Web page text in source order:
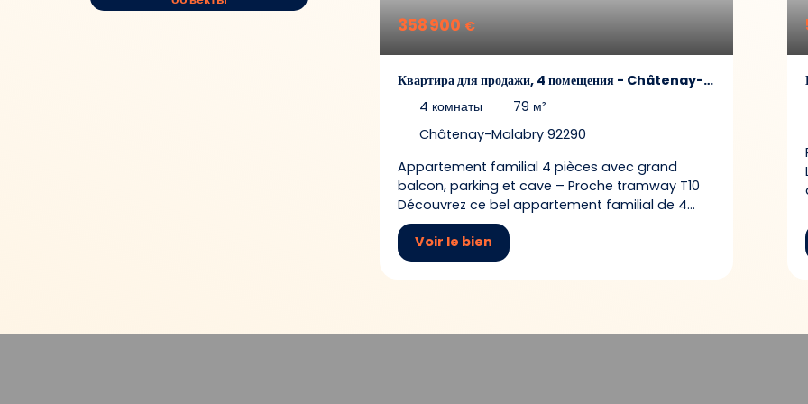
358 900 €
Квартира для продажи, 4 помещения - Châtenay-
4 комнаты 79 м²
Châtenay-Malabry 92290
Appartement familial 4 pièces avec grand
balcon, parking et cave – Proche tramway T10
Découvrez ce bel appartement familial de 4
pièces, situé au 2ᵉ étage avec ascenseur d’une
résidence récente, sécurisée et parfaitement
entretenue. Dès l’entrée, vous serez séduit par
L’appartement se compose d’une entrée
Voir le bien